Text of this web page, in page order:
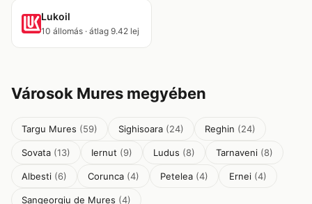
Lukoil
10 állomás · átlag 9.42 lej
Városok Mures megyében
Targu Mures (59) Sighisoara (24) Reghin (24)
Sovata (13) Iernut (9) Ludus (8) Tarnaveni (8)
Albesti (6) Corunca (4) Petelea (4) Ernei (4)
Sangeorgiu de Mures (4)